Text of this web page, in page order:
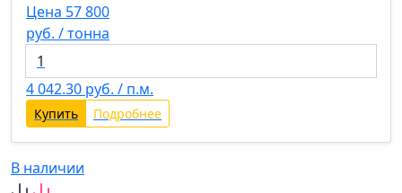
Цена 57 800
руб. / тонна
4 042.30 руб. / п.м.
Купить Подробнее
В наличии